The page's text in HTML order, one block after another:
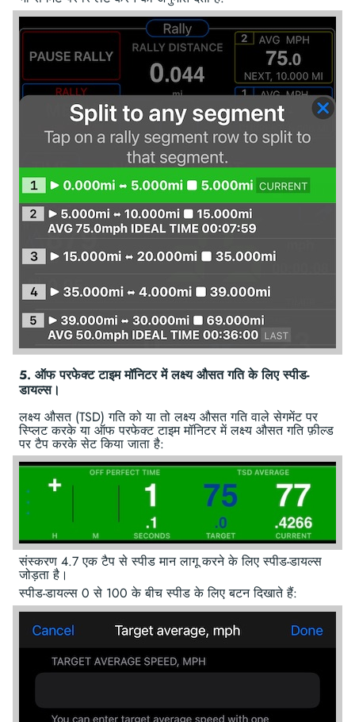
5. ऑफ परफेक्ट टाइम मॉनिटर में लक्ष्य औसत गति के लिए स्पीड-
डायल्स।
लक्ष्य औसत (TSD) गति को या तो लक्ष्य औसत गति वाले सेगमेंट पर
स्प्लिट करके या ऑफ परफेक्ट टाइम मॉनिटर में लक्ष्य औसत गति फ़ील्ड
पर टैप करके सेट किया जाता है:
संस्करण 4.7 एक टैप से स्पीड मान लागू करने के लिए स्पीड-डायल्स
जोड़ता है।
स्पीड-डायल्स 0 से 100 के बीच स्पीड के लिए बटन दिखाते हैं: